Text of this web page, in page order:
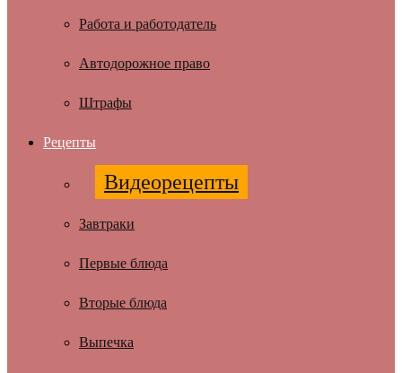
Работа и работодатель
Автодорожное право
Штрафы
Рецепты
Видеорецепты
Завтраки
Первые блюда
Вторые блюда
Выпечка